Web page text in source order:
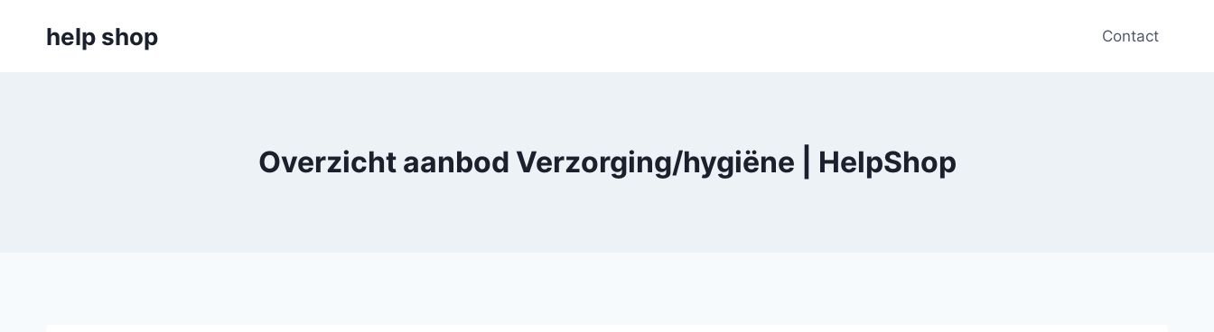
help shop Contact
Overzicht aanbod Verzorging/hygiëne | HelpShop